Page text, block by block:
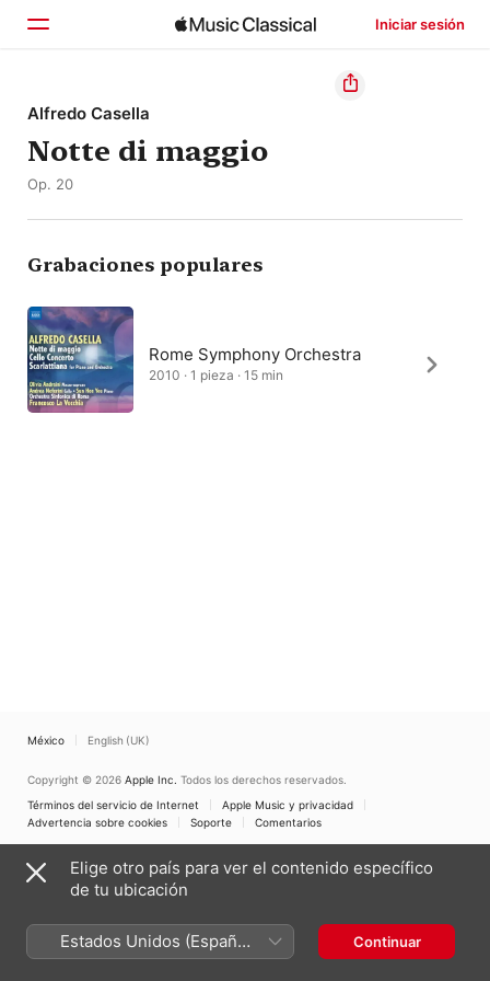
Iniciar sesión
Inicio
Explorar
Alfredo Casella
Notte di maggio
Op. 20
Grabaciones populares
Rome Symphony Orchestra
2010 · 1 pieza · 15 min
México English (UK)
Copyright © 2026 Apple Inc. Todos los derechos reservados.
Términos del servicio de Internet
Apple Music y privacidad
Advertencia sobre cookies
Soporte Comentarios
Elige otro país para ver el contenido específico
de tu ubicación
Estados Unidos (Español
México)
Continuar